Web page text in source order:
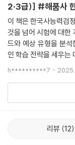
2·3급)] #해품사
워드+저격 모의고
이 책은 한국사능력검
것을 넘어 시험에 대한
드와 예상 유형을 분
인 학습 전략을 세우는
사를 통해 실제 시험과
h**********7
리뷰 12